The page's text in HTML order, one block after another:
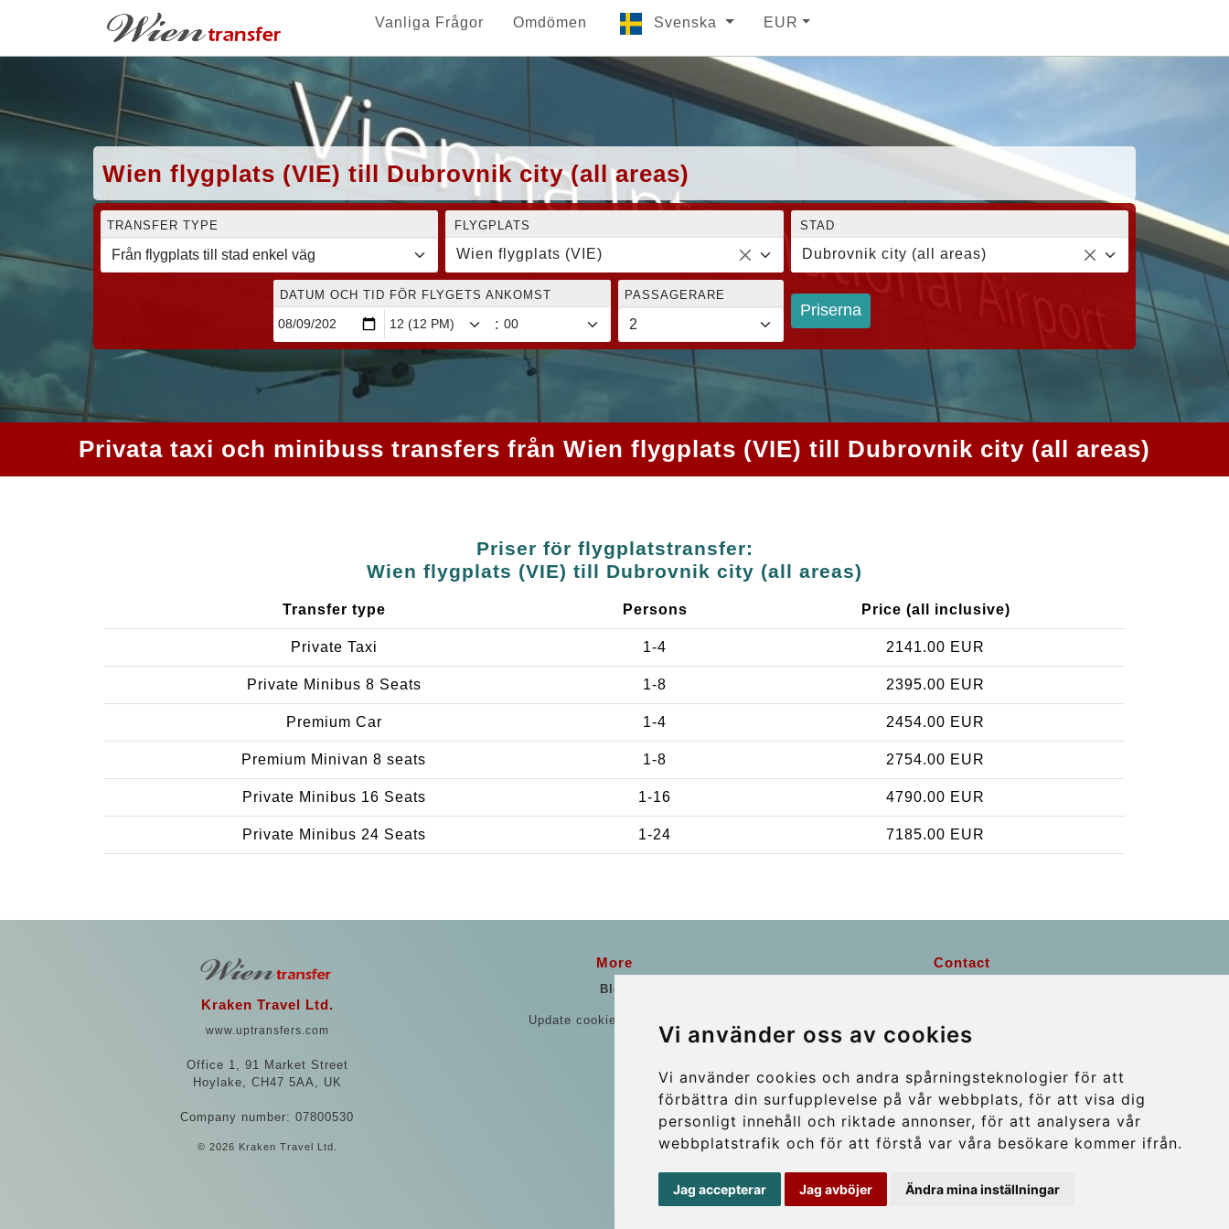
Vi använder oss av cookies
Vi använder cookies och andra spårningsteknologier för att
förbättra din surfupplevelse på vår webbplats, för att visa dig
personligt innehåll och riktade annonser, för att analysera vår
webbplatstrafik och för att förstå var våra besökare kommer ifrån.
Jag accepterar Jag avböjer Ändra mina inställningar
Vanliga Frågor Omdömen Svenska EUR
Wien flygplats (VIE) till Dubrovnik city (all areas)
TRANSFER TYPE FLYGPLATS
Wien flygplats (VIE)
STAD
Dubrovnik city (all areas)
DATUM OCH TID FÖR FLYGETS ANKOMST
:
PASSAGERARE
Priserna
Privata taxi och minibuss transfers från Wien flygplats (VIE) till Dubrovnik city (all areas)
Priser för flygplatstransfer:
Wien flygplats (VIE) till Dubrovnik city (all areas)
Transfer type Persons Price (all inclusive)
Private Taxi 1-4 2141.00 EUR
Private Minibus 8 Seats 1-8 2395.00 EUR
Premium Car 1-4 2454.00 EUR
Premium Minivan 8 seats 1-8 2754.00 EUR
Private Minibus 16 Seats 1-16 4790.00 EUR
Private Minibus 24 Seats 1-24 7185.00 EUR
Kraken Travel Ltd.
www.uptransfers.com
Office 1, 91 Market Street
Hoylake, CH47 5AA, UK
Company number: 07800530
© 2026 Kraken Travel Ltd.
More
Blog
Update cookies preferences
Contact
Secure Payment with STRIPE